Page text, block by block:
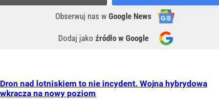
Obserwuj nas w Google News
Dodaj jako źródło w Google
Dron nad lotniskiem to nie incydent. Wojna hybrydowa
wkracza na nowy poziom